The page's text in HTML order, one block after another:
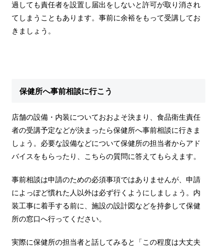
過しても責任者を設置し届出をしないと許可が取り消され
てしまうこともあります。事前に余裕をもって受講してお
きましょう。
保健所へ事前相談に行こう
店舗の設備・内装についておおよそ決まり、食品衛生責任
者の受講予定などが決まったら保健所へ事前相談に行きま
しょう。必要な設備などについて保健所の担当者からアド
バイスをもらったり、こちらの質問に答えてもらえます。
事前相談は申請のための必須事項ではありませんが、申請
によっぽど慣れた人以外は必ず行くようにしましょう。内
装工事に着手する前に、施設の設計図などを持参して保健
所の窓口へ行ってください。
実際に保健所の担当者と話してみると「この程度は大丈夫